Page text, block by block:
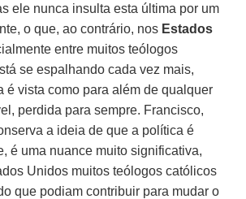
ele nunca insulta esta última por um
o que, ao contrário, nos Estados
entre muitos teólogos
se espalhando cada vez mais,
é vista como para além de qualquer
perdida para sempre. Francisco,
a ideia de que a política é
é uma nuance muito significativa,
Unidos muitos teólogos católicos
que podiam contribuir para mudar o